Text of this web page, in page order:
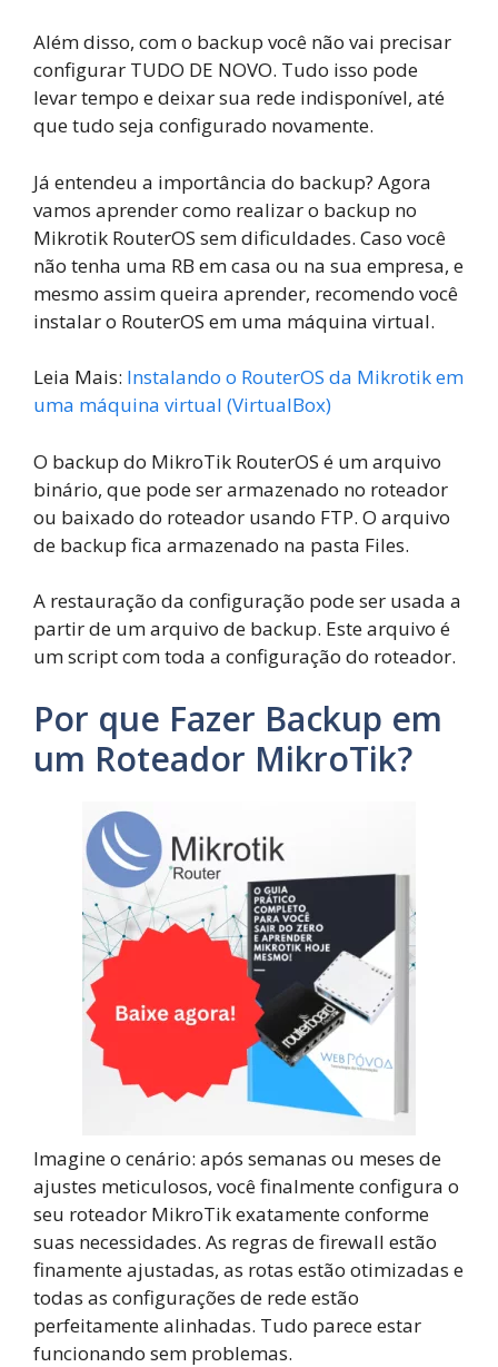
Além disso, com o backup você não vai precisar
configurar TUDO DE NOVO. Tudo isso pode
levar tempo e deixar sua rede indisponível, até
que tudo seja configurado novamente.
Já entendeu a importância do backup? Agora
vamos aprender como realizar o backup no
Mikrotik RouterOS sem dificuldades. Caso você
não tenha uma RB em casa ou na sua empresa, e
mesmo assim queira aprender, recomendo você
instalar o RouterOS em uma máquina virtual.
Leia Mais: Instalando o RouterOS da Mikrotik em
uma máquina virtual (VirtualBox)
O backup do MikroTik RouterOS é um arquivo
binário, que pode ser armazenado no roteador
ou baixado do roteador usando FTP. O arquivo
de backup fica armazenado na pasta Files.
A restauração da configuração pode ser usada a
partir de um arquivo de backup. Este arquivo é
um script com toda a configuração do roteador.
Por que Fazer Backup em
um Roteador MikroTik?
Imagine o cenário: após semanas ou meses de
ajustes meticulosos, você finalmente configura o
seu roteador MikroTik exatamente conforme
suas necessidades. As regras de firewall estão
finamente ajustadas, as rotas estão otimizadas e
todas as configurações de rede estão
perfeitamente alinhadas. Tudo parece estar
funcionando sem problemas.